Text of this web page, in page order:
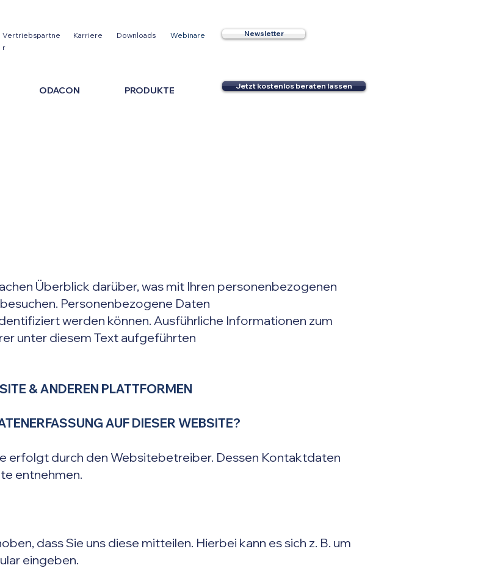
Vertriebspartne
r
Karriere Downloads Newsletter
Webinare
ODACON PRODUKTE Jetzt kostenlos beraten lassen
Überblick darüber, was mit Ihren personenbezogenen
Personenbezogene Daten
werden können. Ausführliche Informationen zum
unter diesem Text aufgeführten
& ANDEREN PLATTFORMEN
AUF DIESER WEBSITE?
erfolgt durch den Websitebetreiber. Dessen Kontaktdaten
entnehmen.
dass Sie uns diese mitteilen. Hierbei kann es sich z. B. um
eingeben.